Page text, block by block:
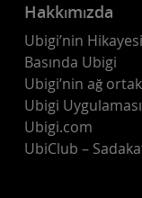
Hakkımızda
Ubigi’nin Hikayesi
Basında Ubigi
Ubigi’nin ağ
Ubigi Uygulaması
Ubigi.com
UbiClub –